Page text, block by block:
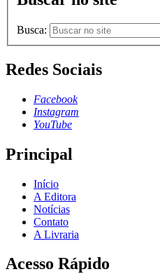
Busca:
Redes Sociais
Facebook
Instagram
YouTube
Principal
Início
A Editora
Notícias
Contato
A Livraria
Acesso Rápido